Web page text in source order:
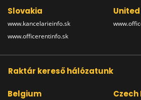
Slovakia
www.kancelarieinfo.sk
www.officerentinfo.sk
Raktár kereső hálózatunk
Belgium